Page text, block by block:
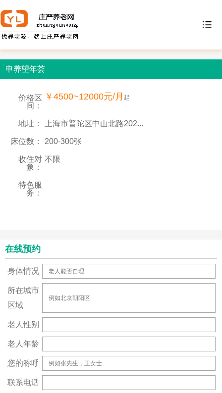
申养望年荟
价格区
间：
￥4500~12000元/月 起
地址： 上海市普陀区中山北路202...
床位数： 200-300张
收住对
象：
不限
特色服
务：
在线预约
身体情况
所在城市
区域
老人性别
老人年龄
您的称呼
联系电话